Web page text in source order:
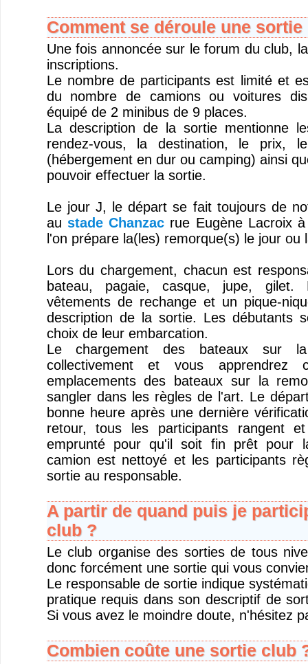
Comment se déroule une sortie
Une fois annoncée sur le forum du club,
inscriptions.
Le nombre de participants est limité et
du nombre de camions ou voitures
équipé de 2 minibus de 9 places.
La description de la sortie mentionne
rendez-vous, la destination, le prix,
(hébergement en dur ou camping) ainsi
pouvoir effectuer la sortie.
Le jour J, le départ se fait toujours de
au stade Chanzac rue Eugène Lacroix
l'on prépare la(les) remorque(s) le jour ou
Lors du chargement, chacun est
bateau, pagaie, casque, jupe,
vêtements de rechange et un pique-
description de la sortie. Les débutants
choix de leur embarcation.
Le chargement des bateaux sur
collectivement et vous apprendrez
emplacements des bateaux sur la
sangler dans les règles de l'art. Le
bonne heure après une dernière
retour, tous les participants rangent
emprunté pour qu'il soit fin prêt pour
camion est nettoyé et les participants
sortie au responsable.
A partir de quand puis je
club ?
Le club organise des sorties de tous
donc forcément une sortie qui vous
Le responsable de sortie indique
pratique requis dans son descriptif de
Si vous avez le moindre doute, n'hésitez
Combien coûte une sortie club